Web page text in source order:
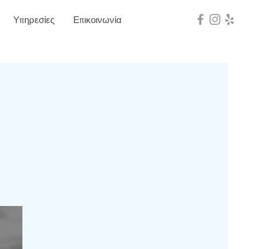
Υπηρεσίες Επικοινωνία